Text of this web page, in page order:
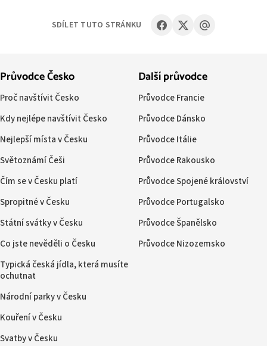
SDÍLET TUTO STRÁNKU
Průvodce Česko
Proč navštívit Česko
Kdy nejlépe navštívit Česko
Nejlepší místa v Česku
Světoznámí Češi
Čím se v Česku platí
Spropitné v Česku
Státní svátky v Česku
Co jste nevěděli o Česku
Typická česká jídla, která musíte
ochutnat
Národní parky v Česku
Kouření v Česku
Svatby v Česku
Další průvodce
Průvodce Francie
Průvodce Dánsko
Průvodce Itálie
Průvodce Rakousko
Průvodce Spojené království
Průvodce Portugalsko
Průvodce Španělsko
Průvodce Nizozemsko